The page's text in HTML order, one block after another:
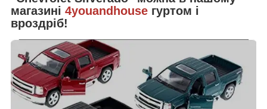
магазині 4youandhouse гуртом і
вроздріб!